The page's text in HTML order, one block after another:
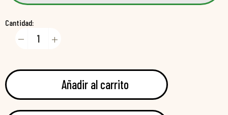
Cantidad:
Añadir al carrito